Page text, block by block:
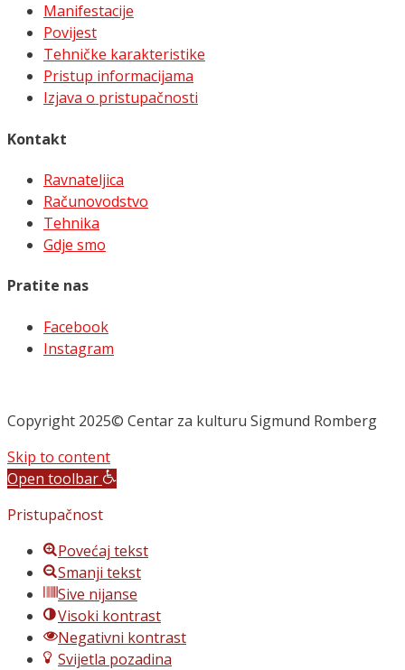
Manifestacije
Povijest
Tehničke karakteristike
Pristup informacijama
Izjava o pristupačnosti
Kontakt
Ravnateljica
Računovodstvo
Tehnika
Gdje smo
Pratite nas
Facebook
Instagram
Copyright 2025© Centar za kulturu Sigmund Romberg
Skip to content
Open toolbar
Pristupačnost
Povećaj tekst
Smanji tekst
Sive nijanse
Visoki kontrast
Negativni kontrast
Svijetla pozadina